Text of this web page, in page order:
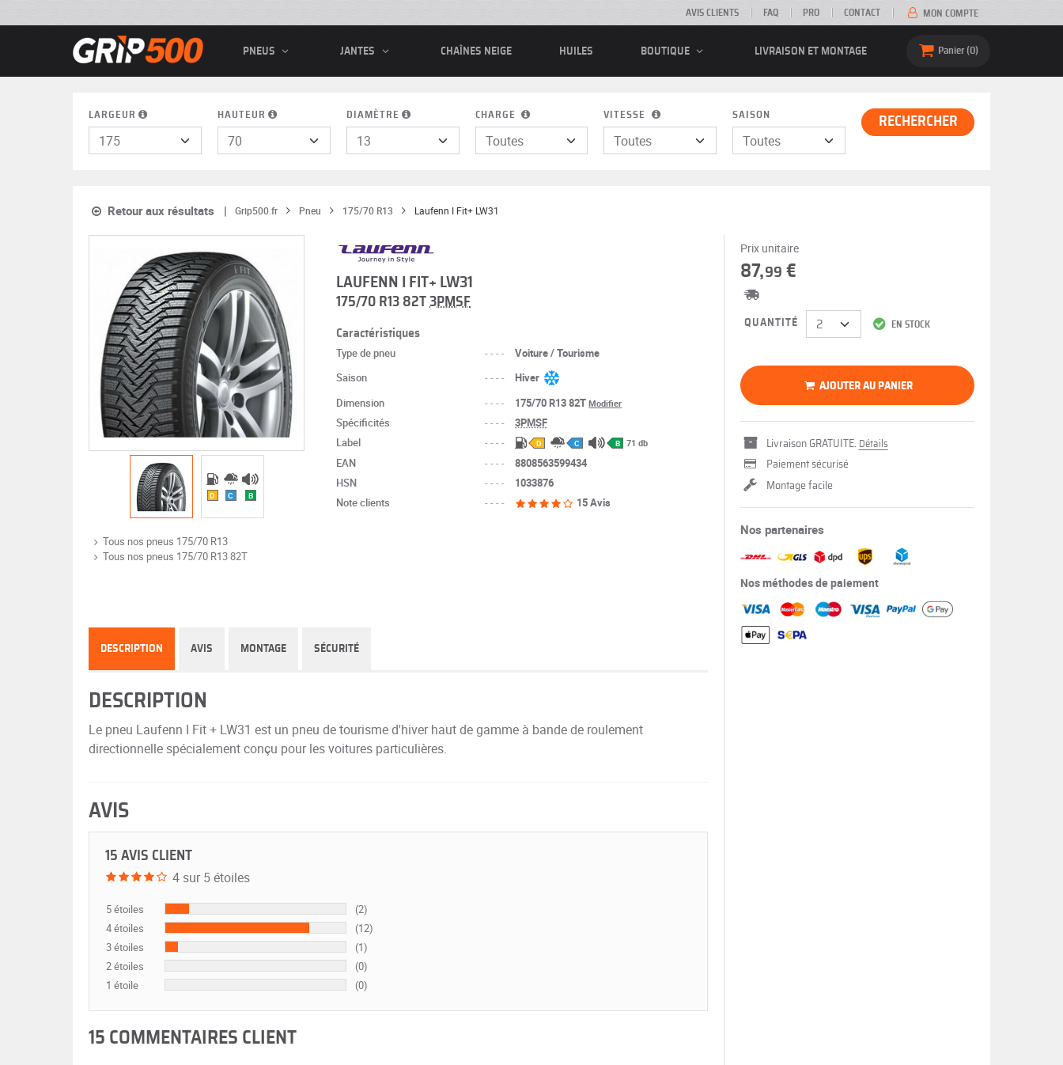
AVIS CLIENTS FAQ PRO CONTACT MON COMPTE
PNEUS JANTES CHAÎNES NEIGE HUILES BOUTIQUE LIVRAISON ET MONTAGE Panier 0
LARGEUR HAUTEUR DIAMÈTRE CHARGE VITESSE SAISON RECHERCHER
Retour aux résultats Grip500.fr Pneu 175/70 R13 Laufenn I Fit+ LW31
D C B
Tous nos pneus 175/70 R13
Tous nos pneus 175/70 R13 82T
LAUFENN I FIT+ LW31
175/70 R13 82T3PMSF
Caractéristiques
Type de pneu ----
Voiture / Tourisme
Saison
----
Hiver
Dimension
---- 175/70 R13 82TModifier
Spécificités ----
3PMSF
Label
---- D C B 71 db
EAN ----
8808563599434
HSN
----
1033876
Note clients
---- 15 Avis
Prix unitaire
87,99 €
EN STOCK
QUANTITÉ
AJOUTER AU PANIER
Livraison GRATUITE. Détails
Paiement sécurisé
Montage facile
Nos partenaires
Nos méthodes de paiement
DESCRIPTION AVIS MONTAGE SÉCURITÉ
DESCRIPTION
Le pneu Laufenn I Fit + LW31 est un pneu de tourisme d'hiver haut de gamme à bande de roulement
directionnelle spécialement conçu pour les voitures particulières.
AVIS
15 AVIS CLIENT
4 sur 5 étoiles
5 étoiles
(2)
4 étoiles
(12)
3 étoiles
(1)
2 étoiles
(0)
1 étoile
(0)
15 COMMENTAIRES CLIENT